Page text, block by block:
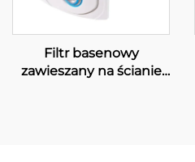
Filtr basenowy
zawieszany na ścianie